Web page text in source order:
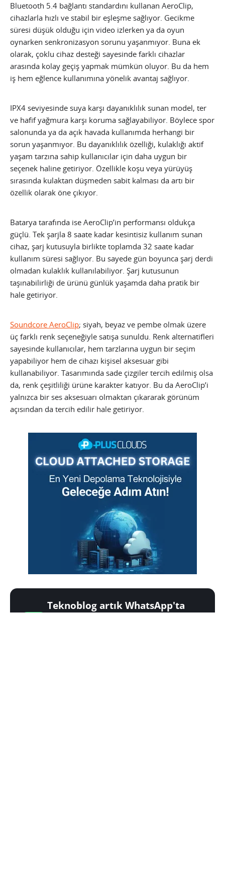
Bluetooth 5.4 bağlantı standardını kullanan AeroClip,
cihazlarla hızlı ve stabil bir eşleşme sağlıyor. Gecikme
süresi düşük olduğu için video izlerken ya da oyun
oynarken senkronizasyon sorunu yaşanmıyor. Buna ek
olarak, çoklu cihaz desteği sayesinde farklı cihazlar
arasında kolay geçiş yapmak mümkün oluyor. Bu da hem
iş hem eğlence kullanımına yönelik avantaj sağlıyor.
IPX4 seviyesinde suya karşı dayanıklılık sunan model, ter
ve hafif yağmura karşı koruma sağlayabiliyor. Böylece spor
salonunda ya da açık havada kullanımda herhangi bir
sorun yaşanmıyor. Bu dayanıklılık özelliği, kulaklığı aktif
yaşam tarzına sahip kullanıcılar için daha uygun bir
seçenek haline getiriyor. Özellikle koşu veya yürüyüş
sırasında kulaktan düşmeden sabit kalması da artı bir
özellik olarak öne çıkıyor.
Batarya tarafında ise AeroClip’in performansı oldukça
güçlü. Tek şarjla 8 saate kadar kesintisiz kullanım sunan
cihaz, şarj kutusuyla birlikte toplamda 32 saate kadar
kullanım süresi sağlıyor. Bu sayede gün boyunca şarj derdi
olmadan kulaklık kullanılabiliyor. Şarj kutusunun
taşınabilirliği de ürünü günlük yaşamda daha pratik bir
hale getiriyor.
Soundcore AeroClip; siyah, beyaz ve pembe olmak üzere
üç farklı renk seçeneğiyle satışa sunuldu. Renk alternatifleri
sayesinde kullanıcılar, hem tarzlarına uygun bir seçim
yapabiliyor hem de cihazı kişisel aksesuar gibi
kullanabiliyor. Tasarımında sade çizgiler tercih edilmiş olsa
da, renk çeşitliliği ürüne karakter katıyor. Bu da AeroClip’i
yalnızca bir ses aksesuarı olmaktan çıkararak görünüm
açısından da tercih edilir hale getiriyor.
Teknoblog artık WhatsApp'ta